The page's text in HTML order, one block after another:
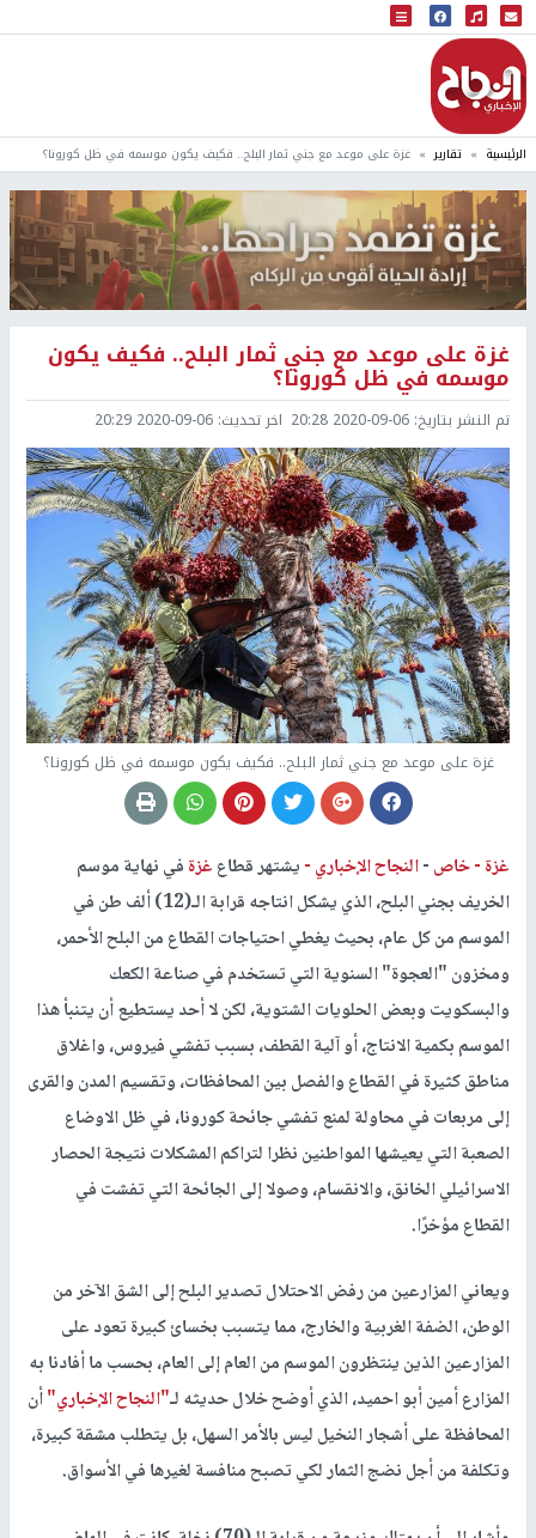
البث المباشر
إذاعة النجاح
الرئيسية تقارير غزة على موعد مع جني ثمار البلح.. فكيف يكون موسمه في ظل كورونا؟
غزة على موعد مع جني ثمار البلح.. فكيف يكون
موسمه في ظل كورونا؟
تم النشر بتاريخ: 2020-09-06 20:28 اخر تحديث: 2020-09-06 20:29
غزة على موعد مع جني ثمار البلح.. فكيف يكون موسمه في ظل كورونا؟
غزة -خاص-النجاح الإخباري -يشتهر قطاعغزةفي نهاية موسم
الخريف بجني البلح، الذي يشكل انتاجه قرابة الـ(12) ألف طن في
الموسم من كل عام، بحيث يغطي احتياجات القطاع من البلح الأحمر،
ومخزون "العجوة" السنوية التي تستخدم في صناعة الكعك
والبسكويت وبعض الحلويات الشتوية، لكن لا أحد يستطيع أن يتنبأ هذا
الموسم بكمية الانتاج، أو آلية القطف، بسبب تفشي فيروس، واغلاق
مناطق كثيرة في القطاع والفصل بين المحافظات، وتقسيم المدن والقرى
إلى مربعات في محاولة لمنع تفشي جائحة كورونا، في ظل الاوضاع
الصعبة التي يعيشها المواطنين نظرا لتراكم المشكلات نتيجة الحصار
الاسرائيلي الخانق، والانقسام، وصولا إلى الجائحة التي تفشت في
القطاع مؤخرًا.
ويعاني المزارعين من رفض الاحتلال تصدير البلح إلى الشق الآخر من
الوطن، الضفة الغربية والخارج، مما يتسبب بخسائ كبيرة تعود على
المزارعين الذين ينتظرون الموسم من العام إلى العام، بحسب ما أفادنا به
المزارع أمين أبو احميد، الذي أوضح خلال حديثه لـ"النجاح الإخباري"أن
المحافظة على أشجار النخيل ليس بالأمر السهل، بل يتطلب مشقة كبيرة،
وتكلفة من أجل نضج الثمار لكي تصبح منافسة لغيرها في الأسواق.